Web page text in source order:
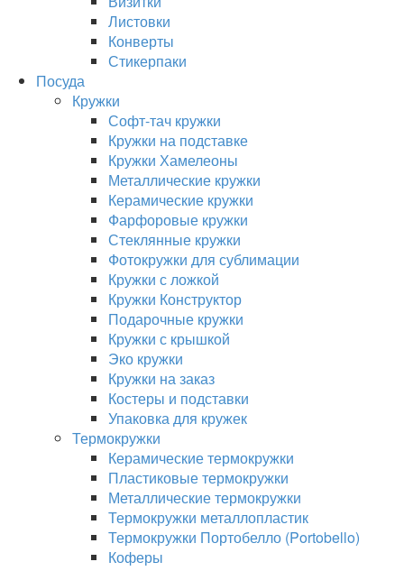
Листовки
Конверты
Стикерпаки
Посуда
Кружки
Софт-тач кружки
Кружки на подставке
Кружки Хамелеоны
Металлические кружки
Керамические кружки
Фарфоровые кружки
Стеклянные кружки
Фотокружки для сублимации
Кружки с ложкой
Кружки Конструктор
Подарочные кружки
Кружки с крышкой
Эко кружки
Кружки на заказ
Костеры и подставки
Упаковка для кружек
Термокружки
Керамические термокружки
Пластиковые термокружки
Металлические термокружки
Термокружки металлопластик
Термокружки Портобелло (Portobello)
Коферы